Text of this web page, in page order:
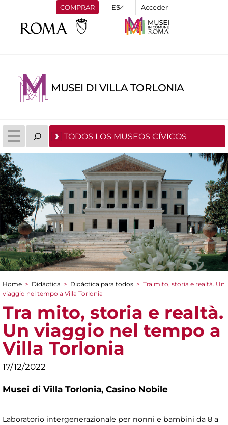
COMPRAR Acceder
MUSEI DI VILLA TORLONIA
TODOS LOS MUSEOS CÍVICOS
You are here
Home > Didáctica > Didáctica para todos > Tra mito, storia e realtà. Un
viaggio nel tempo a Villa Torlonia
Tra mito, storia e realtà.
Un viaggio nel tempo a
Villa Torlonia
17/12/2022
Musei di Villa Torlonia, Casino Nobile
Laboratorio intergenerazionale per nonni e bambini da 8 a